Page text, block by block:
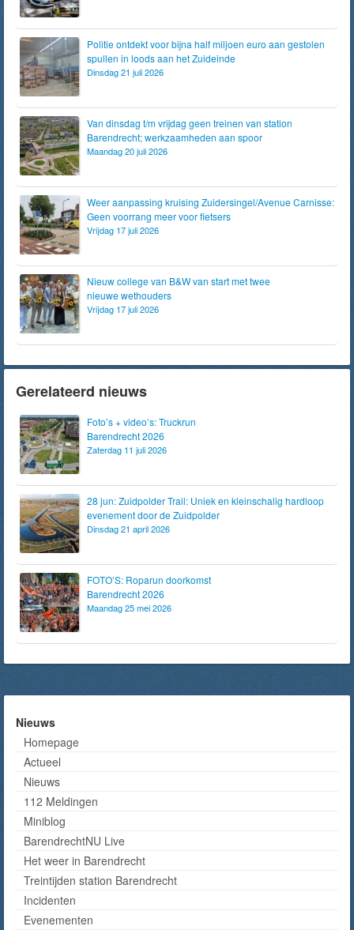
Politie ontdekt voor bijna half miljoen euro aan gestolen
spullen in loods aan het Zuideinde
Dinsdag 21 juli 2026
Van dinsdag t/m vrijdag geen treinen van station
Barendrecht; werkzaamheden aan spoor
Maandag 20 juli 2026
Weer aanpassing kruising Zuidersingel/Avenue Carnisse:
Geen voorrang meer voor fietsers
Vrijdag 17 juli 2026
Nieuw college van B&W van start met twee
nieuwe wethouders
Vrijdag 17 juli 2026
Gerelateerd nieuws
Foto’s + video’s: Truckrun
Barendrecht 2026
Zaterdag 11 juli 2026
28 jun: Zuidpolder Trail: Uniek en kleinschalig hardloop
evenement door de Zuidpolder
Dinsdag 21 april 2026
FOTO’S: Roparun doorkomst
Barendrecht 2026
Maandag 25 mei 2026
Nieuws
Homepage
Actueel
Nieuws
112 Meldingen
Miniblog
BarendrechtNU Live
Het weer in Barendrecht
Treintijden station Barendrecht
Incidenten
Evenementen